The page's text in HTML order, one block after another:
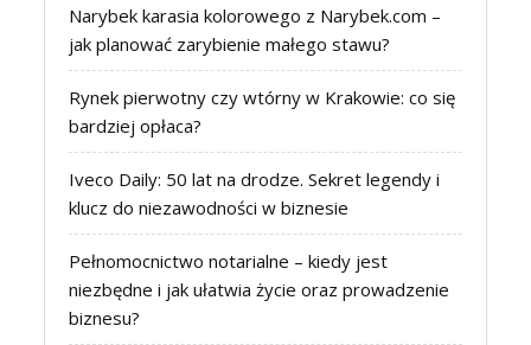
Narybek karasia kolorowego z Narybek.com –
jak planować zarybienie małego stawu?
Rynek pierwotny czy wtórny w Krakowie: co się
bardziej opłaca?
Iveco Daily: 50 lat na drodze. Sekret legendy i
klucz do niezawodności w biznesie
Pełnomocnictwo notarialne – kiedy jest
niezbędne i jak ułatwia życie oraz prowadzenie
biznesu?